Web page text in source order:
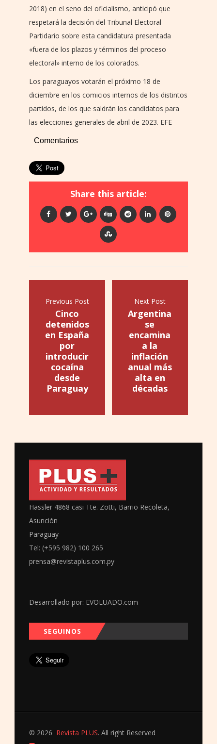
2018) en el seno del oficialismo, anticipó que
respetará la decisión del Tribunal Electoral
Partidario sobre esta candidatura presentada
«fuera de los plazos y términos del proceso
electoral» interno de los colorados.
Los paraguayos votarán el próximo 18 de
diciembre en los comicios internos de los distintos
partidos, de los que saldrán los candidatos para
las elecciones generales de abril de 2023. EFE
Comentarios
Share this article:
Previous Post
Cinco
detenidos
en España
por
introducir
cocaína
desde
Paraguay
Next Post
Argentina
se
encamina
a la
inflación
anual más
alta en
décadas
Hassler 4868 casi Tte. Zotti, Barrio Recoleta,
Asunción
Paraguay
Tel: (+595 982) 100 265
prensa@revistaplus.com.py
Desarrollado por: EVOLUADO.com
SEGUINOS
© 2026 Revista PLUS. All right Reserved